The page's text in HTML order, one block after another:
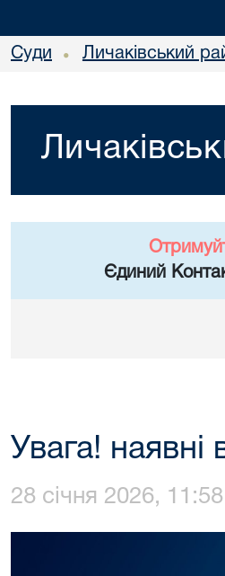
Суди • Личаківський
Єдиний
Увага! наявні
28 січня 2026, 11:58